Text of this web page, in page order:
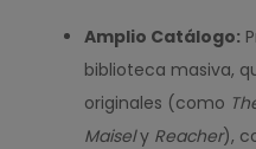
Amplio Catálogo:
biblioteca masiva,
originales (como
Maisely Reacher),